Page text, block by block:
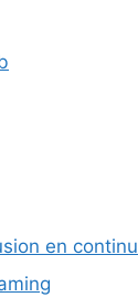
en continu